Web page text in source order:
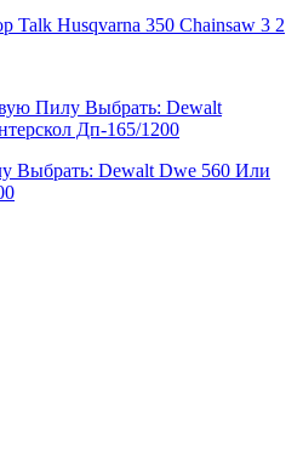
Talk Husqvarna 350 Chainsaw 3 2
Выбрать: Dewalt Dwe 560 Или